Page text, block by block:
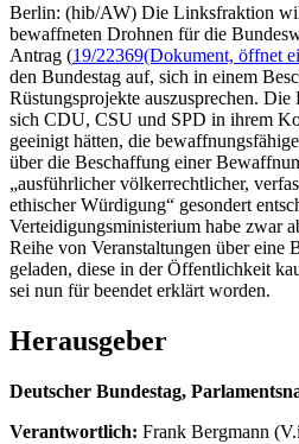
Berlin: (hib/AW) Die Linksfraktion
bewaffneten Drohnen für die
Antrag (19/22369(Dokument, öffnet
den Bundestag auf, sich in einem
Rüstungsprojekte auszusprechen.
sich CDU, CSU und SPD in ihrem
geeinigt hätten, die
über die Beschaffung einer
„ausführlicher völkerrechtlicher,
ethischer Würdigung“ gesondert
Verteidigungsministerium habe zwar
Reihe von Veranstaltungen über eine
geladen, diese in der Öffentlichkeit
sei nun für beendet erklärt worden.
Herausgeber
Deutscher Bundestag,
Verantwortlich: Frank Bergmann